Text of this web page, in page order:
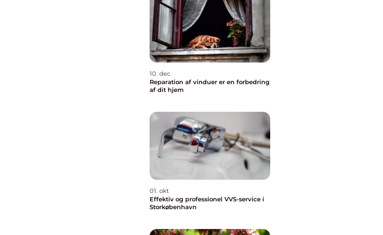
10. dec
Reparation af vinduer er en forbedring
af dit hjem
01. okt
Effektiv og professionel VVS-service i
Storkøbenhavn